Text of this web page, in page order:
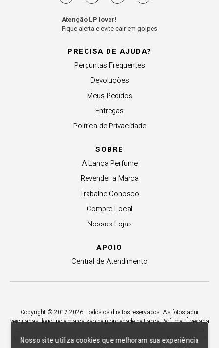
Nosso site utiliza cookies que melhoram sua experiência
PRECISA DE AJUDA?
Perguntas Frequentes
Devoluções
Meus Pedidos
Entregas
Política de Privacidade
SOBRE
A Lança Perfume
Revender a Marca
Trabalhe Conosco
Compre Local
Nossas Lojas
APOIO
Central de Atendimento
Atenção LP lover!
Fique alerta e evite cair em golpes
Copyright © 2012-2026. Todos os direitos reservados. As fotos aqui
veiculadas, logotipo e marca são de propriedade de Lança Perfume. É vedada
Moda LTDA - CNPJ 79.653.119/0009-70 – Acesso estadual Rio Maina, nº